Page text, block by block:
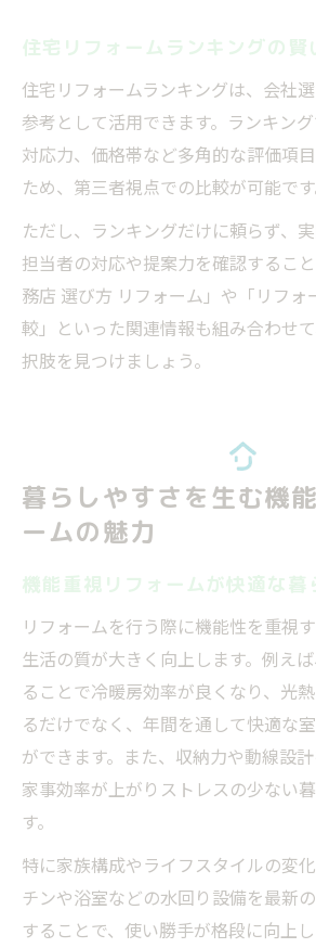
住宅リフォームランキングの賢
住宅リフォームランキングは、会社
参考として活用できます。ランキン
対応力、価格帯など多角的な評価項
ため、第三者視点での比較が可能です
ただし、ランキングだけに頼らず、
担当者の対応や提案力を確認するこ
務店 選び方 リフォーム」や「リフォ
較」といった関連情報も組み合わせ
択肢を見つけましょう。
暮らしやすさを生む機
ームの魅力
機能重視リフォームが快適な暮
リフォームを行う際に機能性を重視
生活の質が大きく向上します。例え
ることで冷暖房効率が良くなり、光
るだけでなく、年間を通して快適な
ができます。また、収納力や動線設計
家事効率が上がりストレスの少ない
す。
特に家族構成やライフスタイルの変
チンや浴室などの水回り設備を最新
することで、使い勝手が格段に向上